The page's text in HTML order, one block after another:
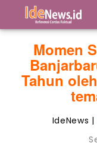
Momen
Tahun
IdeNews |